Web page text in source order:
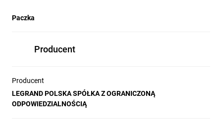
Paczka
Producent
Producent
LEGRAND POLSKA SPÓŁKA Z OGRANICZONĄ
ODPOWIEDZIALNOŚCIĄ